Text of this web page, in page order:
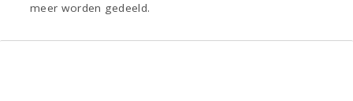
meer worden gedeeld.